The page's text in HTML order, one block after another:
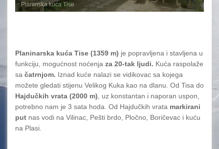
Planinska kuća Tise
Planinarska kuća Tise (1359 m) je popravljena i stavljena u
funkciju, mogućnost noćenja za 20-tak ljudi. Kuća raspolaže
sa čatrnjom. Iznad kuće nalazi se vidikovac sa kojega
možete gledati stijenu Velikog Kuka kao na dlanu. Od Tisa do
Hajdučkih vrata (2000 m), uz konstantan i naporan uspon,
potrebno nam je 3 sata hoda. Od Hajdučkih vrata markirani
put nas vodi na Vilinac, Pešti brdo, Pločno, Boričevac i kuću
na Plasi.